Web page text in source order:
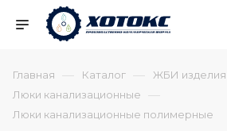
Главная — Каталог — ЖБИ изделия
Люки канализационные —
Люки канализационные полимерные